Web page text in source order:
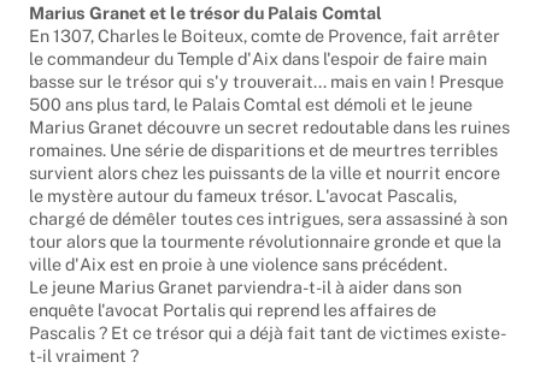
Marius Granet et le trésor du Palais Comtal
En 1307, Charles le Boiteux, comte de Provence, fait arrêter
le commandeur du Temple d'Aix dans l'espoir de faire main
basse sur le trésor qui s'y trouverait... mais en vain ! Presque
500 ans plus tard, le Palais Comtal est démoli et le jeune
Marius Granet découvre un secret redoutable dans les ruines
romaines. Une série de disparitions et de meurtres terribles
survient alors chez les puissants de la ville et nourrit encore
le mystère autour du fameux trésor. L'avocat Pascalis,
chargé de démêler toutes ces intrigues, sera assassiné à son
tour alors que la tourmente révolutionnaire gronde et que la
ville d'Aix est en proie à une violence sans précédent.
Le jeune Marius Granet parviendra-t-il à aider dans son
enquête l'avocat Portalis qui reprend les affaires de
Pascalis ? Et ce trésor qui a déjà fait tant de victimes existe-
t-il vraiment ?